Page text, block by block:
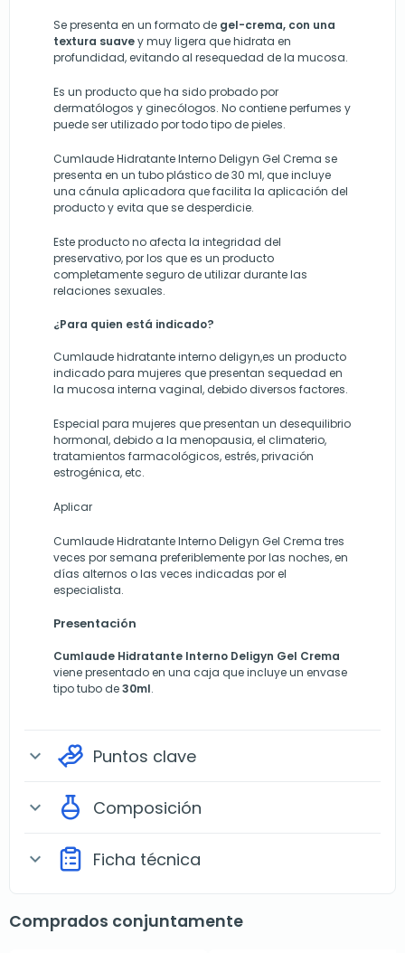
Se presenta en un formato de gel-crema, con una
textura suavey muy ligera que hidrata en
profundidad, evitando al resequedad de la mucosa.
Es un producto que ha sido probado por
dermatólogos y ginecólogos. No contiene perfumes y
puede ser utilizado por todo tipo de pieles.
Cumlaude Hidratante Interno Deligyn Gel Crema se
presenta en un tubo plástico de 30 ml, que incluye
una cánula aplicadora que facilita la aplicación del
producto y evita que se desperdicie.
Este producto no afecta la integridad del
preservativo, por los que es un producto
completamente seguro de utilizar durante las
relaciones sexuales.
¿Para quien está indicado?
Cumlaude hidratante interno deligyn,es un producto
indicado para mujeres que presentan sequedad en
la mucosa interna vaginal, debido diversos factores.
Especial para mujeres que presentan un desequilibrio
hormonal, debido a la menopausia, el climaterio,
tratamientos farmacológicos, estrés, privación
estrogénica, etc.
Aplicar
Cumlaude Hidratante Interno Deligyn Gel Crema tres
veces por semana preferiblemente por las noches, en
días alternos o las veces indicadas por el
especialista.
Presentación
Cumlaude Hidratante Interno Deligyn Gel Crema
viene presentado en una caja que incluye un envase
tipo tubo de30ml.
expand_more Puntos clave
expand_more Composición
expand_more Ficha técnica
Comprados conjuntamente